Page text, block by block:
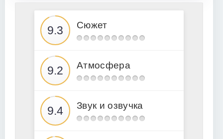
Сюжет
Атмосфера
Звук и озвучка